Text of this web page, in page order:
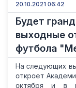
20.10.2021 06:42
Будет
выходные
футбола
На следующих
откроет
октября и в